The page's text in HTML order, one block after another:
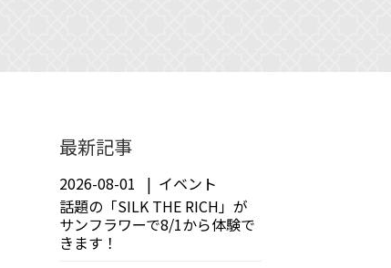
最新記事
2026-08-01
イベント
話題の「SILK THE RICH」が
サンフラワーで8/1から体験で
きます！